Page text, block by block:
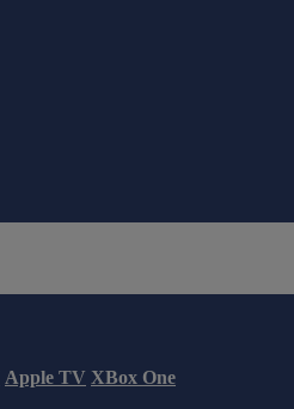
Apple TV XBox One